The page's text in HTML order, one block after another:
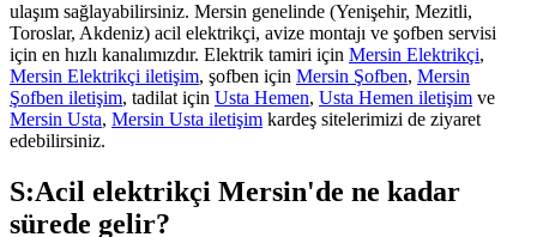
ulaşım sağlayabilirsiniz. Mersin genelinde (Yenişehir, Mezitli,
Toroslar, Akdeniz) acil elektrikçi, avize montajı ve şofben servisi
için en hızlı kanalımızdır. Elektrik tamiri için Mersin Elektrikçi,
Mersin Elektrikçi iletişim, şofben için Mersin Şofben, Mersin
Şofben iletişim, tadilat için Usta Hemen, Usta Hemen iletişim ve
Mersin Usta, Mersin Usta iletişim kardeş sitelerimizi de ziyaret
edebilirsiniz.
S:Acil elektrikçi Mersin'de ne kadar
sürede gelir?